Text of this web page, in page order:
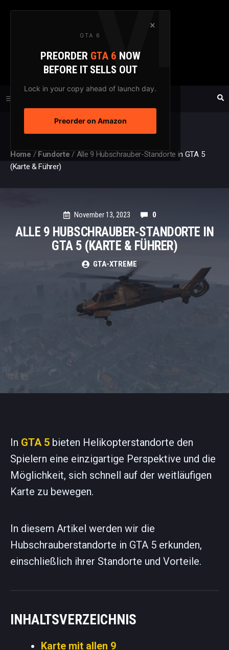
×
GTA 6
PREORDER GTA 6 NOW
BEFORE IT SELLS OUT
Lock in your copy ahead of launch day.
Preorder on Amazon
Zum
GTAXTREME
FANSEITE SEIT 2003
Home / Fundorte / Alle 9 Hubschrauber-Standorte in GTA 5
(Karte & Führer)
November 13, 2023 0
ALLE 9 HUBSCHRAUBER-STANDORTE IN
GTA 5 (KARTE & FÜHRER)
GTA-XTREME
In GTA 5 bieten Helikopterstandorte den
Spielern eine einzigartige Perspektive und die
Möglichkeit, sich schnell auf der weitläufigen
Karte zu bewegen.
In diesem Artikel werden wir die
Hubschrauberstandorte in GTA 5 erkunden,
einschließlich ihrer Standorte und Vorteile.
INHALTSVERZEICHNIS
Karte mit allen 9